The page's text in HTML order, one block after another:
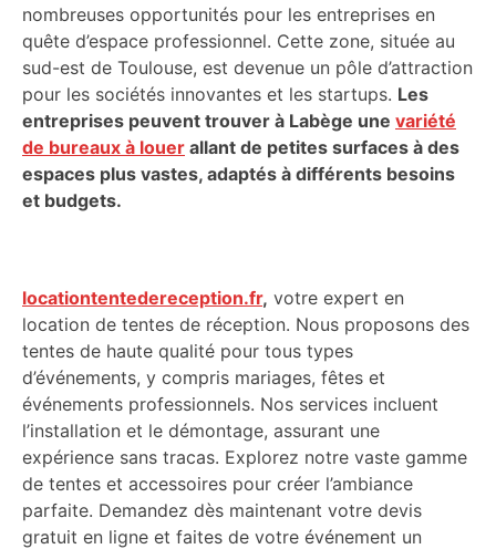
nombreuses opportunités pour les entreprises en
quête d’espace professionnel. Cette zone, située au
sud-est de Toulouse, est devenue un pôle d’attraction
pour les sociétés innovantes et les startups. Les
entreprises peuvent trouver à Labège une variété
de bureaux à louer allant de petites surfaces à des
espaces plus vastes, adaptés à différents besoins
et budgets.
locationtentedereception.fr, votre expert en
location de tentes de réception. Nous proposons des
tentes de haute qualité pour tous types
d’événements, y compris mariages, fêtes et
événements professionnels. Nos services incluent
l’installation et le démontage, assurant une
expérience sans tracas. Explorez notre vaste gamme
de tentes et accessoires pour créer l’ambiance
parfaite. Demandez dès maintenant votre devis
gratuit en ligne et faites de votre événement un